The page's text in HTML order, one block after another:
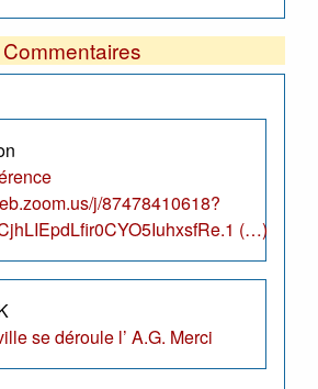
Commentaires
j/87478410618?
(…)
se déroule l’ A.G. Merci